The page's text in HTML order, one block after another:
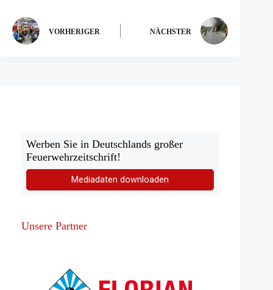
VORHERIGER NÄCHSTER
Werben Sie in Deutschlands großer
Feuerwehrzeitschrift!
Mediadaten downloaden
Unsere Partner